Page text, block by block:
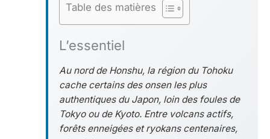
Table des matières
L’essentiel
Au nord de Honshu, la région du Tohoku
cache certains des onsen les plus
authentiques du Japon, loin des foules de
Tokyo ou de Kyoto. Entre volcans actifs,
forêts enneigées et ryokans centenaires,